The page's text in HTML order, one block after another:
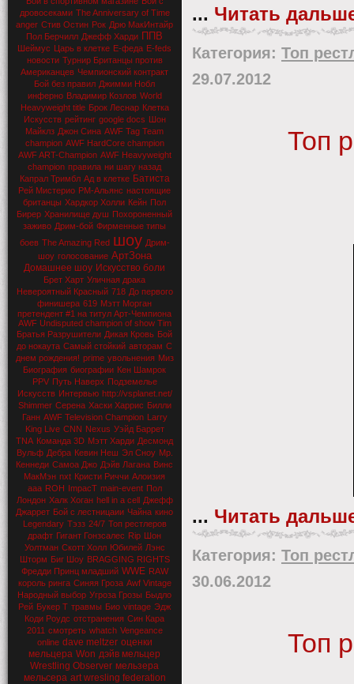
дровосеками The Anniversary of Time
anger Стив Остин Рок Дрю МакИнтайр
Пол Берчилл Джефф Харди ППВ
Шеймус Царь в клетке Е-феда E-feds
новости Турнир Британцы против
Американцев Чемпионский контракт
Бой без правил Джимми Нобл
инферно Владимир Козлов World
Heavyweight title Брок Леснар Клетка
Искусств рейтинг google docs Шон
Майклз Джон Сина AWF Tag Team
champion AWF HardCore champion
AWF ART-Champion AWF Heavyweight
champion правила ни шагу назад
Капрал Тримбл Ад в клетке Батиста
Рей Мистерио РМ-Альянс настоящие
британцы Хардкор Холли Кейн Пол
Бирер Хранилище душ Похороненный
заживо Дрим-бой Фирменные типы
боев The Amazing Red шоу Дрим-
шоу голосование АртЗона
Домашнее шоу Искусство боли
Брет Харт Уличная драка
Невероятный Красный 718 До первого
финишера 619 Мэтт Морган
претендент #1 на титул Арт-Чемпиона
AWF Undisputed champion of show Tim
Братья Разрушители Дикая Кровь Бой
до нокаута Самый стойкий авторам С
днем рождения! prime увольнения Миз
Биография биографии Кен Шамрок
PPV Путь Наверх Подземелье
Искусств Интервью http://vsplanet.net/
Shimmer Серена Хаски Харрис Билли
Ганн AWF Television Champion Larry
King Live CNN Nexus Уэйд Баррет
TNA Команда 3D Мэтт Харди Десмонд
Вульф Дебра Кевин Неш Эл Сноу Мр.
Кеннеди Самоа Джо Дэйв Лагана Винс
МакМэн nxt Кристи Риччи Алоизия
aaa ROH ImpacT main-event Пол
Лондон Халк Хоган hell in a cell Джефф
Джаррет Бой с лестницаии Чайна кино
Legendary Тэзз 24/7 Топ рестлеров
драфт Гигант Гонзсалес Rip Шон
Уолтман Скотт Холл Юбилей Лэнс
Шторм Биг Шоу BRAGGING RIGHTS
Фредди Принц младший WWE RAW
король ринга Синяя Гроза Awf Vintage
Народный выбор Угроза Грозы Быдло
Рей Букер Т травмы Био vintage Эдж
Коди Роудс отстранения Син Кара
2011 смотреть whatch Vengeance
online dave meltzer оценки
мельцера Won дэйв мельцер
Wrestling Observer мельзера
мельсера art wresling federation
... Читать
Категория: Топ
29.07.2012
Топ
... Читать
Категория: Топ
30.06.2012
Топ